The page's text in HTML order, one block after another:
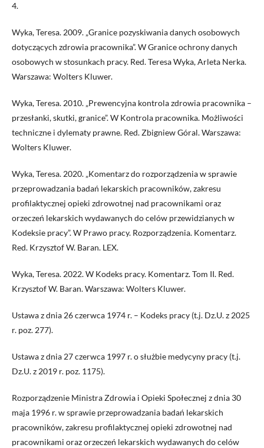
4.
Wyka, Teresa. 2009. „Granice pozyskiwania danych osobowych
dotyczących zdrowia pracownika”. W Granice ochrony danych
osobowych w stosunkach pracy. Red. Teresa Wyka, Arleta Nerka.
Warszawa: Wolters Kluwer.
Wyka, Teresa. 2010. „Prewencyjna kontrola zdrowia pracownika –
przesłanki, skutki, granice”. W Kontrola pracownika. Możliwości
techniczne i dylematy prawne. Red. Zbigniew Góral. Warszawa:
Wolters Kluwer.
Wyka, Teresa. 2020. „Komentarz do rozporządzenia w sprawie
przeprowadzania badań lekarskich pracowników, zakresu
profilaktycznej opieki zdrowotnej nad pracownikami oraz
orzeczeń lekarskich wydawanych do celów przewidzianych w
Kodeksie pracy”. W Prawo pracy. Rozporządzenia. Komentarz.
Red. Krzysztof W. Baran. LEX.
Wyka, Teresa. 2022. W Kodeks pracy. Komentarz. Tom II. Red.
Krzysztof W. Baran. Warszawa: Wolters Kluwer.
Ustawa z dnia 26 czerwca 1974 r. – Kodeks pracy (t.j. Dz.U. z 2025
r. poz. 277).
Ustawa z dnia 27 czerwca 1997 r. o służbie medycyny pracy (t.j.
Dz.U. z 2019 r. poz. 1175).
Rozporządzenie Ministra Zdrowia i Opieki Społecznej z dnia 30
maja 1996 r. w sprawie przeprowadzania badań lekarskich
pracowników, zakresu profilaktycznej opieki zdrowotnej nad
pracownikami oraz orzeczeń lekarskich wydawanych do celów